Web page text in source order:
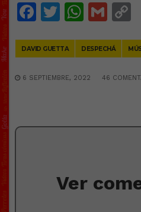
Facebook
Twitter
DAVID GUETTA DESPECHÁ
6 SEPTIEMBRE, 2022 46
Ver